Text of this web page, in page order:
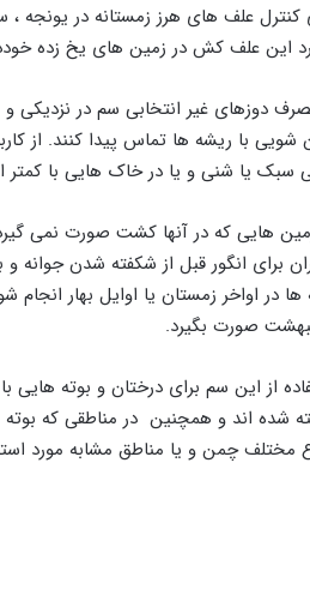
کنترل علف‌ های هرز زمستانه در يونجه
اين علف ‌کش در زمين ‌های يخ زده
دوزهای غير انتخابی سم در
شویی با ريشه‌ ها تماس پيدا کنند. از
يا شنی و يا در خاک‌ هایی با کمتر از ۱ درصد مواد آلی خودداری
‌هایی که در آنها کشت صورت نمی
برای انگور قبل از شکفته شدن جوانه
ها در اواخر زمستان يا اوايل بهار
صورت بگیرد.
شده اند و همچنین در مناطقی که
مختلف چمن و يا مناطق مشابه مورد